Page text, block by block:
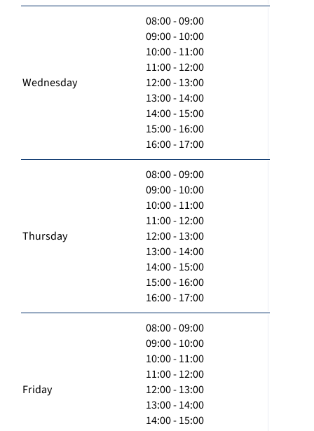
Wednesday
08:00 - 09:00
09:00 - 10:00
10:00 - 11:00
11:00 - 12:00
12:00 - 13:00
13:00 - 14:00
14:00 - 15:00
15:00 - 16:00
16:00 - 17:00
Thursday
08:00 - 09:00
09:00 - 10:00
10:00 - 11:00
11:00 - 12:00
12:00 - 13:00
13:00 - 14:00
14:00 - 15:00
15:00 - 16:00
16:00 - 17:00
Friday
08:00 - 09:00
09:00 - 10:00
10:00 - 11:00
11:00 - 12:00
12:00 - 13:00
13:00 - 14:00
14:00 - 15:00